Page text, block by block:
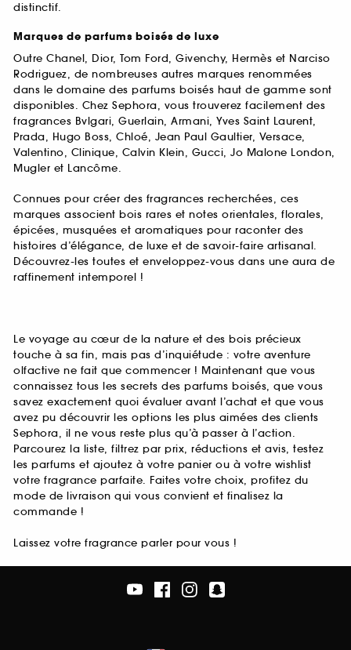
distinctif.
Marques de parfums boisés de luxe
Outre Chanel, Dior, Tom Ford, Givenchy, Hermès et Narciso
Rodriguez, de nombreuses autres marques renommées
dans le domaine des parfums boisés haut de gamme sont
disponibles. Chez Sephora, vous trouverez facilement des
fragrances Bvlgari, Guerlain, Armani, Yves Saint Laurent,
Prada, Hugo Boss, Chloé, Jean Paul Gaultier, Versace,
Valentino, Clinique, Calvin Klein, Gucci, Jo Malone London,
Mugler et Lancôme.
Connues pour créer des fragrances recherchées, ces
marques associent bois rares et notes orientales, florales,
épicées, musquées et aromatiques pour raconter des
histoires d’élégance, de luxe et de savoir-faire artisanal.
Découvrez-les toutes et enveloppez-vous dans une aura de
raffinement intemporel !
Le voyage au cœur de la nature et des bois précieux
touche à sa fin, mais pas d’inquiétude : votre aventure
olfactive ne fait que commencer ! Maintenant que vous
connaissez tous les secrets des parfums boisés, que vous
savez exactement quoi évaluer avant l’achat et que vous
avez pu découvrir les options les plus aimées des clients
Sephora, il ne vous reste plus qu’à passer à l’action.
Parcourez la liste, filtrez par prix, réductions et avis, testez
les parfums et ajoutez à votre panier ou à votre wishlist
votre fragrance parfaite. Faites votre choix, profitez du
mode de livraison qui vous convient et finalisez la
commande !
Laissez votre fragrance parler pour vous !